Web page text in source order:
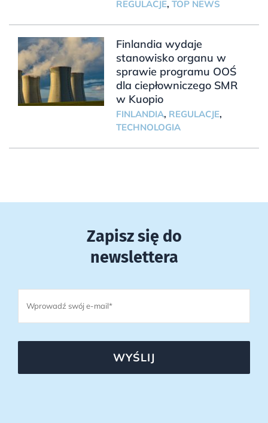
REGULACJE, TOP NEWS
Finlandia wydaje
stanowisko organu w
sprawie programu OOŚ
dla ciepłowniczego SMR
w Kuopio
FINLANDIA, REGULACJE,
TECHNOLOGIA
Zapisz się do
newslettera
WYŚLIJ